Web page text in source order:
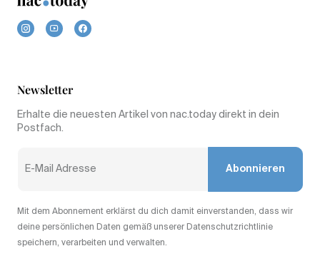
Newsletter
Erhalte die neuesten Artikel von nac.today direkt in dein
Postfach.
Abonnieren
Mit dem Abonnement erklärst du dich damit einverstanden, dass wir
deine persönlichen Daten gemäß unserer Datenschutzrichtlinie
speichern, verarbeiten und verwalten.